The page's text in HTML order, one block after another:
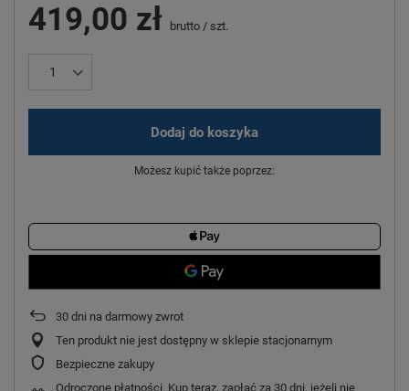
419,00 zł brutto / szt.
Dodaj do koszyka
Możesz kupić także poprzez:
30 dni na darmowy zwrot
Ten produkt nie jest dostępny w sklepie stacjonarnym
Bezpieczne zakupy
Odroczone płatności. Kup teraz, zapłać za 30 dni, jeżeli nie